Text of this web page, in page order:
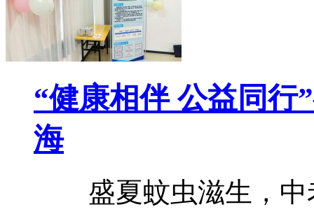
“健康相伴 公益同
海
盛夏蚊虫滋生，中